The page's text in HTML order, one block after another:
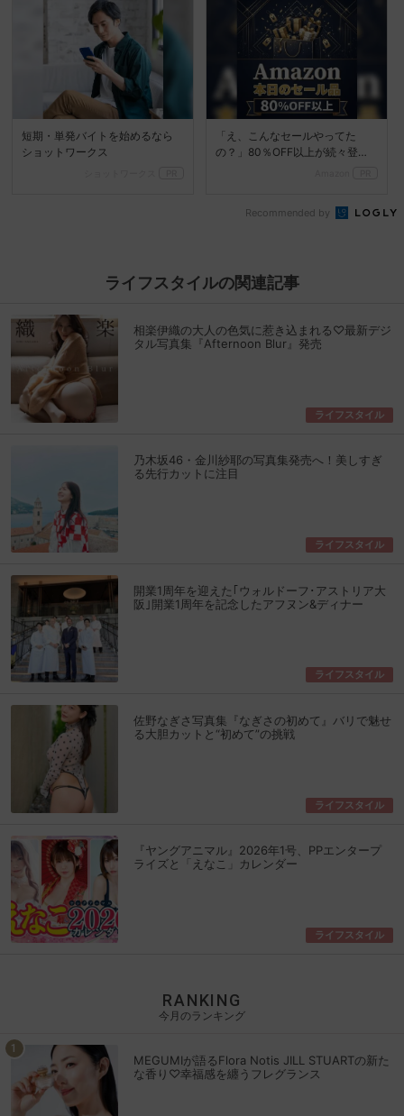
短期・単発バイトを始めるなら
ショットワークス
「え、こんなセールやってた
の？」80％OFF以上が続々登
Recommended by
ライフスタイルの関連記事
相楽伊織の大人の色気に惹き込まれる♡最新デジ
タル写真集『Afternoon Blur』発売
ライフスタイル
乃木坂46・金川紗耶の写真集発売へ！美しすぎ
る先行カットに注目
ライフスタイル
開業1周年を迎えた｢ウォルドーフ･アストリア大
阪｣開業1周年を記念したアフヌン&ディナー
ライフスタイル
佐野なぎさ写真集『なぎさの初めて』バリで魅せ
る大胆カットと“初めて”の挑戦
ライフスタイル
『ヤングアニマル』2026年1号、PPエンタープ
ライズと「えなこ」カレンダー
ライフスタイル
RANKING
今月のランキング
MEGUMIが語るFlora Notis JILL STUARTの新た
な香り♡幸福感を纏うフレグランス